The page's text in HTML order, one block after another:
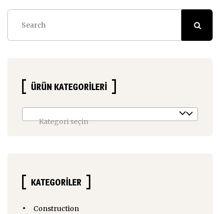
ÜRÜN KATEGORILERI
Kategori seçin
KATEGORILER
Construction